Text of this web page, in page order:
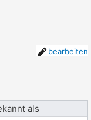
bearbeiten
als